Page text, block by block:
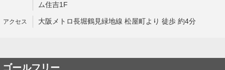
ム住吉1F
大阪メトロ長堀鶴見緑地線 松屋町より 徒歩 約4分
ゴールフリー